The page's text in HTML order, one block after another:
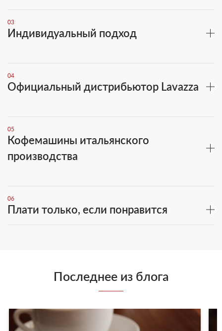
03
Индивидуальный подход
04
Официальный дистрибьютор Lavazza
05
Кофемашины итальянского
производства
06
Плати только, если понравится
Последнее из блога